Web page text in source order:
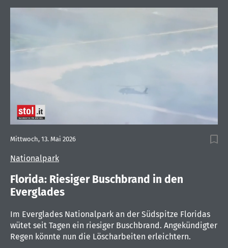
of
1
4
Nationalpark
Mittwoch, 13. Mai 2026
Florida: Riesiger Buschbrand in den
Everglades
Im Everglades Nationalpark an der Südspitze Floridas
wütet seit Tagen ein riesiger Buschbrand. Angekündigter
Regen könnte nun die Löscharbeiten erleichtern.